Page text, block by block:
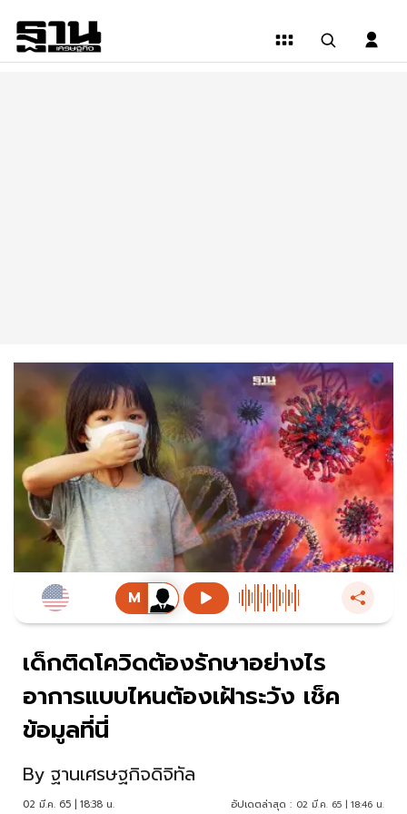
เด็กติดโควิดต้องรักษาอย่างไร
อาการแบบไหนต้องเฝ้าระวัง เช็ค
ข้อมูลที่นี่
By ฐานเศรษฐกิจดิจิทัล
02 มี.ค. 65 | 18:38 น. อัปเดตล่าสุด : 02 มี.ค. 65 | 18:46 น.